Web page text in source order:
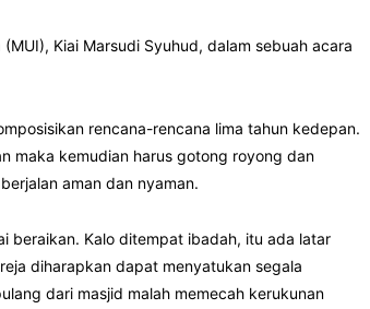
Kiai Marsudi Syuhud, dalam sebuah acara
rencana-rencana lima tahun kedepan.
maka kemudian harus gotong royong dan
aman dan nyaman.
beraikan. Kalo ditempat ibadah, itu ada latar
diharapkan dapat menyatukan segala
dari masjid malah memecah kerukunan